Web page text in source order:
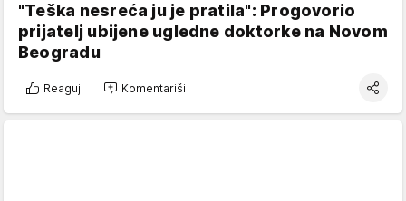
"Teška nesreća ju je pratila": Progovorio
prijatelj ubijene ugledne doktorke na Novom
Beogradu
Reaguj Komentariši